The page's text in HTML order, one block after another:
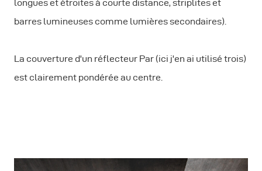
longues et étroites à courte distance, striplites et
barres lumineuses comme lumières secondaires).
La couverture d'un réflecteur Par (ici j'en ai utilisé trois)
est clairement pondérée au centre.